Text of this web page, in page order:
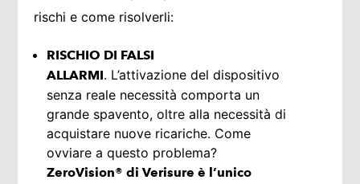
rischi e come risolverli:
RISCHIO DI FALSI
ALLARMI. L’attivazione del dispositivo
senza reale necessità comporta un
grande spavento, oltre alla necessità di
acquistare nuove ricariche. Come
ovviare a questo problema?
ZeroVision® di Verisure è l’unico